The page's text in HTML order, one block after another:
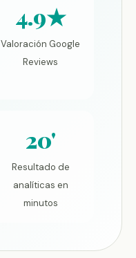
4.9★
Valoración Google
Reviews
20'
Resultado de
analíticas en
minutos